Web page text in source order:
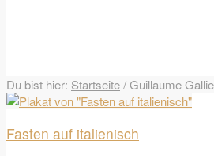
Du bist hier: Startseite/Guillaume
Fasten auf italienisch